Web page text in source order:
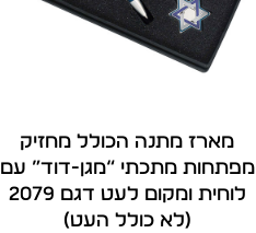
מארז מתנה הכולל מחזיק
מפתחות מתכתי “מגן-דוד” עם
לוחית ומקום לעט דגם 2079
(לא כולל העט)